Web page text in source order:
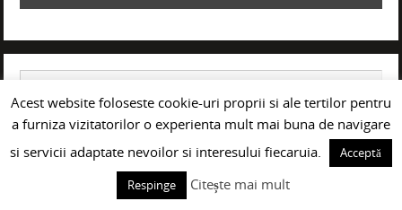
Acest website foloseste cookie-uri proprii si ale tertilor pentru
a furniza vizitatorilor o experienta mult mai buna de navigare
si servicii adaptate nevoilor si interesului fiecaruia.
Acceptă
Respinge
Citește mai mult